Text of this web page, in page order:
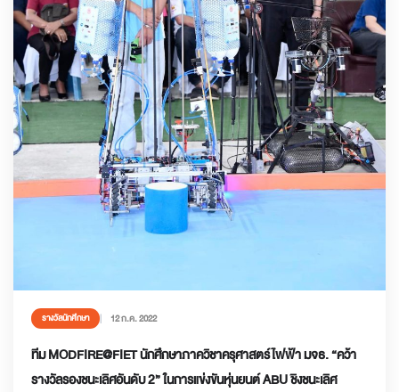
รางวัลนักศึกษา 12 ก.ค. 2022
ทีม MODFIRE@FIET นักศึกษาภาควิชาครุศาสตร์ไฟฟ้า มจธ. “คว้า
รางวัลรองชนะเลิศอันดับ 2” ในการแข่งขันหุ่นยนต์ ABU ชิงชนะเลิศ